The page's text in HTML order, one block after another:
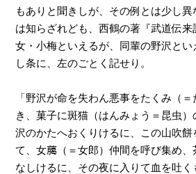
もありと聞きしが、その例とは少し
は知らざれども、西鶴の著『武道伝
女・小梅といえるが、同輩の野沢と
し条に、左のごとく記せり。
「野沢が命を失わん悪事をたくみ（
き、菓子に斑猫（はんみょう＝昆虫
沢のかたへおくりけるに、この山吹餅
て、女﨟（＝女郎）仲間を呼び集め、
なしけるに、その夜に入りて血を吐